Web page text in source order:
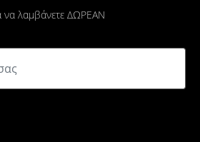
να λαμβάνετε ΔΩΡΕΑΝ